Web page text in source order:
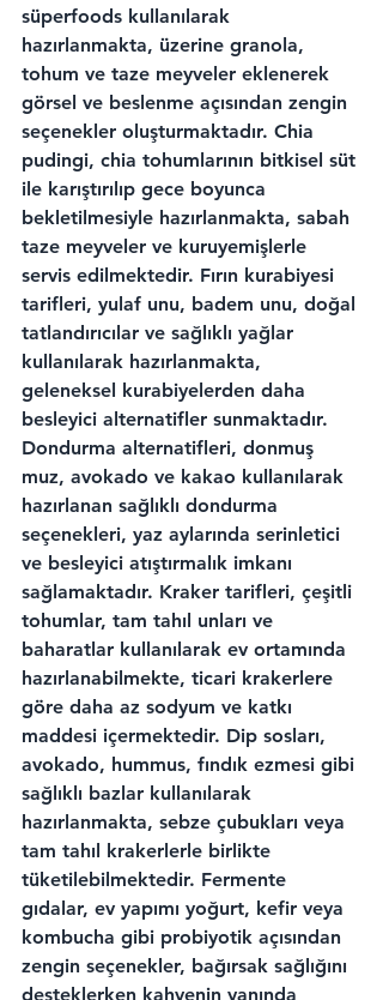
süperfoods kullanılarak
hazırlanmakta, üzerine granola,
tohum ve taze meyveler eklenerek
görsel ve beslenme açısından zengin
seçenekler oluşturmaktadır. Chia
pudingi, chia tohumlarının bitkisel süt
ile karıştırılıp gece boyunca
bekletilmesiyle hazırlanmakta, sabah
taze meyveler ve kuruyemişlerle
servis edilmektedir. Fırın kurabiyesi
tarifleri, yulaf unu, badem unu, doğal
tatlandırıcılar ve sağlıklı yağlar
kullanılarak hazırlanmakta,
geleneksel kurabiyelerden daha
besleyici alternatifler sunmaktadır.
Dondurma alternatifleri, donmuş
muz, avokado ve kakao kullanılarak
hazırlanan sağlıklı dondurma
seçenekleri, yaz aylarında serinletici
ve besleyici atıştırmalık imkanı
sağlamaktadır. Kraker tarifleri, çeşitli
tohumlar, tam tahıl unları ve
baharatlar kullanılarak ev ortamında
hazırlanabilmekte, ticari krakerlere
göre daha az sodyum ve katkı
maddesi içermektedir. Dip sosları,
avokado, hummus, fındık ezmesi gibi
sağlıklı bazlar kullanılarak
hazırlanmakta, sebze çubukları veya
tam tahıl krakerlerle birlikte
tüketilebilmektedir. Fermente
gıdalar, ev yapımı yoğurt, kefir veya
kombucha gibi probiyotik açısından
zengin seçenekler, bağırsak sağlığını
desteklerken kahvenin yanında